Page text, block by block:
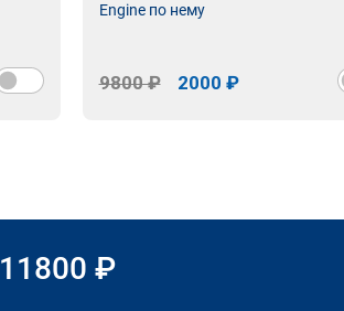
Engine по нему
9800 ₽ 2000 ₽
11800 ₽